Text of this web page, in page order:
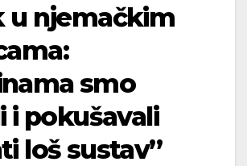
u njemačkim
smo
i pokušavali
loš sustav”